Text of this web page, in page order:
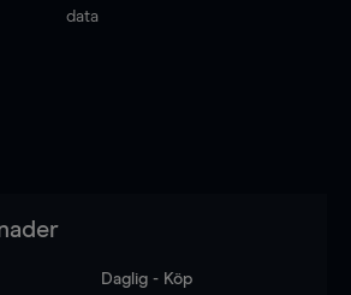
data
Daglig - Köp